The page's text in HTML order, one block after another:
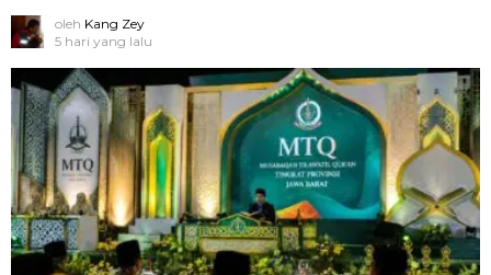
oleh Kang Zey
5 hari yang lalu